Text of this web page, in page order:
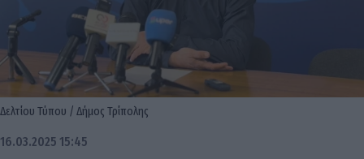
Δελτίου Τύπου / Δήμος Τρίπολης
16.03.2025 15:45